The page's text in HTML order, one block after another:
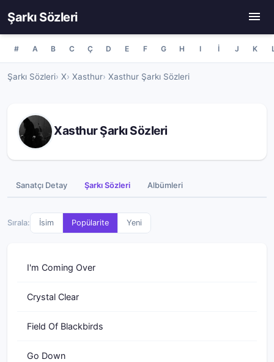
Şarkı Sözleri
# A B C Ç D E F G H I İ J K
Şarkı Sözleri X Xasthur Xasthur Şarkı Sözleri
Xasthur Şarkı Sözleri
Sanatçı Detay Şarkı Sözleri Albümleri
Sırala: İsim Popülarite Yeni
I'm Coming Over
Crystal Clear
Field Of Blackbirds
Go Down